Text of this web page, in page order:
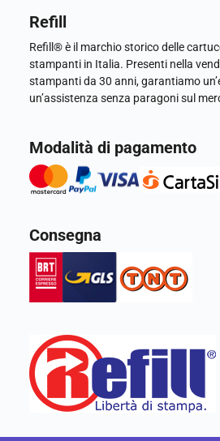
Refill
Refill® è il marchio storico delle
stampanti in Italia. Presenti nella
stampanti da 30 anni, garantiamo
un’assistenza senza paragoni sul
Modalità di pagamento
Consegna